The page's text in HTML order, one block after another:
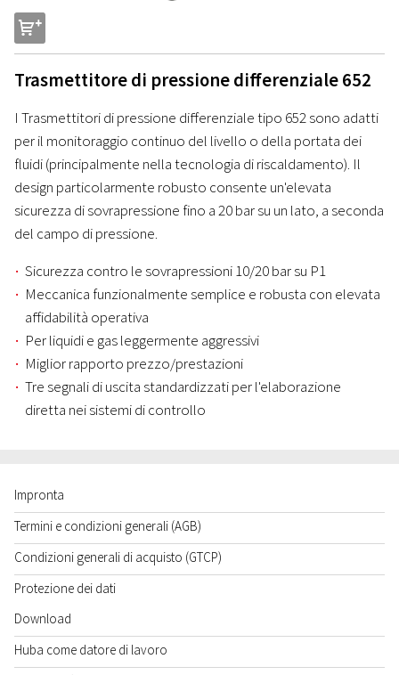
s
Trasmettitore di pressione differenziale 652
I Trasmettitori di pressione differenziale tipo 652 sono adatti
per il monitoraggio continuo del livello o della portata dei
fluidi (principalmente nella tecnologia di riscaldamento). Il
design particolarmente robusto consente un'elevata
sicurezza di sovrapressione fino a 20 bar su un lato, a seconda
del campo di pressione.
Sicurezza contro le sovrapressioni 10/20 bar su P1
Meccanica funzionalmente semplice e robusta con elevata
affidabilità operativa
Per liquidi e gas leggermente aggressivi
Miglior rapporto prezzo/prestazioni
Tre segnali di uscita standardizzati per l'elaborazione
diretta nei sistemi di controllo
Impronta
Termini e condizioni generali (AGB)
Condizioni generali di acquisto (GTCP)
Protezione dei dati
Download
Huba come datore di lavoro